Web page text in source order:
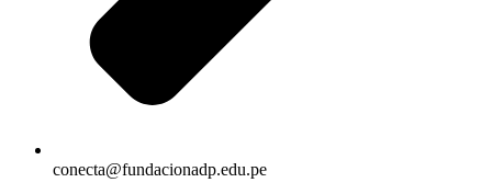
conecta@fundacionadp.edu.pe